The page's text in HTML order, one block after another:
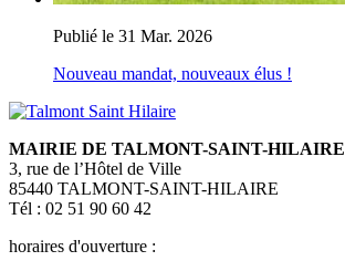
Publié le 31 Mar. 2026
Nouveau mandat, nouveaux élus !
MAIRIE DE TALMONT-SAINT-HILAIRE
3, rue de l’Hôtel de Ville
85440 TALMONT-SAINT-HILAIRE
Tél : 02 51 90 60 42
horaires d'ouverture :